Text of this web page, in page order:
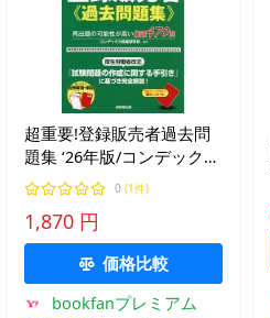
超重要!登録販売者過去問
題集 ‘26年版/コンデックス
情報研究所
0 (1件)
1,870 円
価格比較
bookfanプレミアム